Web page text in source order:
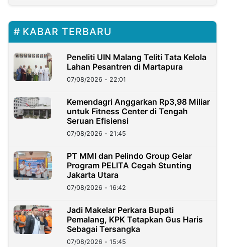
KABAR TERBARU
Peneliti UIN Malang Teliti Tata Kelola
Lahan Pesantren di Martapura
07/08/2026 - 22:01
Kemendagri Anggarkan Rp3,98 Miliar
untuk Fitness Center di Tengah
Seruan Efisiensi
07/08/2026 - 21:45
PT MMI dan Pelindo Group Gelar
Program PELITA Cegah Stunting
Jakarta Utara
07/08/2026 - 16:42
Jadi Makelar Perkara Bupati
Pemalang, KPK Tetapkan Gus Haris
Sebagai Tersangka
07/08/2026 - 15:45